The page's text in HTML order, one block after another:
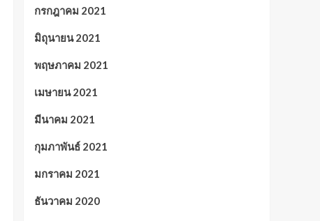
กรกฎาคม 2021
มิถุนายน 2021
พฤษภาคม 2021
เมษายน 2021
มีนาคม 2021
กุมภาพันธ์ 2021
มกราคม 2021
ธันวาคม 2020